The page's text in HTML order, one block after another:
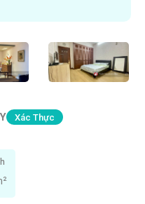
Xác Thực